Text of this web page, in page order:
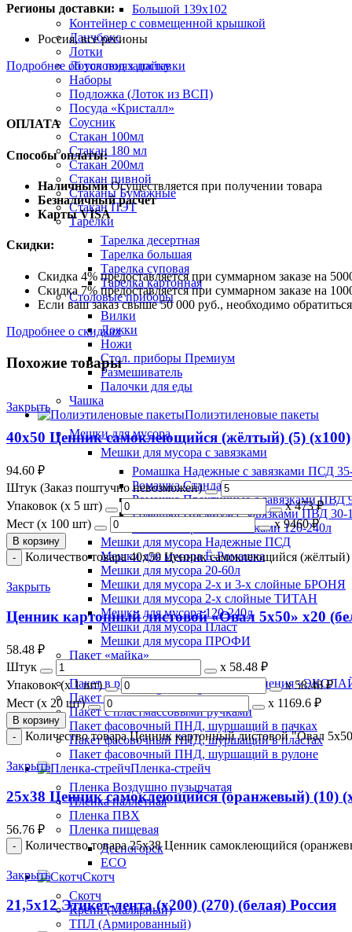
Большой 139х102
Контейнер с совмещенной крышкой
Ланчбокс
Лотки
Лоток под запайку
Наборы
Подложка (Лоток из ВСП)
Посуда «Кристалл»
Соусник
Стакан 100мл
Стакан 180 мл
Стакан 200мл
Стакан пивной
Стаканы Бумажные
Стакан ПЭТ
Тарелки
Тарелка десертная
Тарелка большая
Тарелка суповая
Тарелка картонная
Столовые приборы
Вилки
Ложки
Ножи
Стол. приборы Премиум
Размешиватель
Палочки для еды
Чашка
Полиэтиленовые пакеты
Мешки для мусора
Мешки для мусора с завязками
Ромашка Надежные с завязками ПСД
Ромашка Стандарт с завязками ПВД 35-
Ромашка Практичные с завязками ПВД
Ромашка Премиум с завязками ПВД 30-
Ромашка Броня с завязками 120-240л
Мешки для мусора Надежные ПСД
Мешки для мусора Ё-Ромашка
Мешки для мусора 20-60л
Мешки для мусора 2-х и 3-х слойные БРОНЯ
Мешки для мусора 2-х слойные ТИТАН
Мешки для мусора 120-240л
Мешки для мусора Пласт
Мешки для мусора ПРОФИ
Пакет «майка»
Пакет в рулоне для заморозки и хранения
Пакет с петлевой ручкой
Пакет с пластмассовыми ручками
Пакет фасовочный ПНД, шуршащий в пачках
Пакет фасовочный ПНД, шуршащий в пластах
Пакет фасовочный ПНД, шуршащий в рулоне
Пленка-стрейч
Пленка Воздушно пузырчатая
Пленка паллетная
Пленка ПВХ
Пленка пищевая
Десногорск
ECO
Скотч
Скотч
Крепп (Малярный)
ТПЛ (Армированный)
Регионы доставки:
Россия, все регионы
Подробнее об условиях доставки
ОПЛАТА
Способы оплаты:
НаличнымиОсуществляется при получении товара
Безналичный расчет
Карты VISA
Скидки:
Скидка 4% предоставляется при суммарном заказе на
Скидка 7% предоставляется при суммарном заказе на
Если ваш заказ свыше 50 000 руб., необходимо
Подробнее о скидках
Похожие товары
Закрыть
40х50 Ценник самоклеющийся (жёлтый) (5) (х100)
94.60 ₽
Штук (Заказ поштучно невозможен)
Упаковок (x 5 шт)
х 473 ₽
Мест (x 100 шт)
х 9460 ₽
В корзину
Количество товара 40х50 Ценник самоклеющийся (жёлтый)
Закрыть
Ценник картонный листовой «Овал 5х50» х20
58.48 ₽
Штук
х 58.48 ₽
Упаковок (x 1 шт)
х 58.48 ₽
Мест (x 20 шт)
х 1169.6 ₽
В корзину
Количество товара Ценник картонный листовой "Овал
Закрыть
25х38 Ценник самоклеющийся (оранжевый) (10)
56.76 ₽
Количество товара 25х38 Ценник самоклеющийся
Закрыть
21,5х12 Этикет-лента (х200) (270) (белая) Россия